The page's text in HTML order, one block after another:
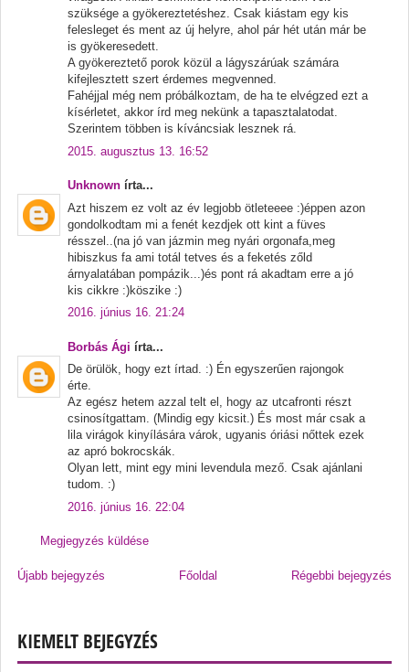
szüksége a gyökereztetéshez. Csak kiástam egy kis
felesleget és ment az új helyre, ahol pár hét után már be
is gyökeresedett.
A gyökereztető porok közül a lágyszárúak számára
kifejlesztett szert érdemes megvenned.
Fahéjjal még nem próbálkoztam, de ha te elvégzed ezt a
kísérletet, akkor írd meg nekünk a tapasztalatodat.
Szerintem többen is kíváncsiak lesznek rá.
2015. augusztus 13. 16:52
Unknown írta...
Azt hiszem ez volt az év legjobb ötleteeee :)éppen azon
gondolkodtam mi a fenét kezdjek ott kint a füves
résszel..(na jó van jázmin meg nyári orgonafa,meg
hibiszkus fa ami totál tetves és a feketés zőld
árnyalatában pompázik...)és pont rá akadtam erre a jó
kis cikkre :)köszike :)
2016. június 16. 21:24
Borbás Ági írta...
De örülök, hogy ezt írtad. :) Én egyszerűen rajongok
érte.
Az egész hetem azzal telt el, hogy az utcafronti részt
csinosítgattam. (Mindig egy kicsit.) És most már csak a
lila virágok kinyílására várok, ugyanis óriási nőttek ezek
az apró bokrocskák.
Olyan lett, mint egy mini levendula mező. Csak ajánlani
tudom. :)
2016. június 16. 22:04
Megjegyzés küldése
Újabb bejegyzés Régebbi bejegyzés
Főoldal
KIEMELT BEJEGYZÉS